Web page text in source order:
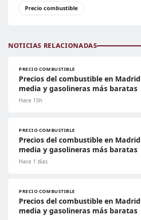
Precio combustible
NOTICIAS RELACIONADAS
PRECIO COMBUSTIBLE
Precios del combustible en
media y gasolineras más baratas
Hace 15h
PRECIO COMBUSTIBLE
Precios del combustible en
media y gasolineras más baratas
Hace 1 días
PRECIO COMBUSTIBLE
Precios del combustible en
media y gasolineras más baratas